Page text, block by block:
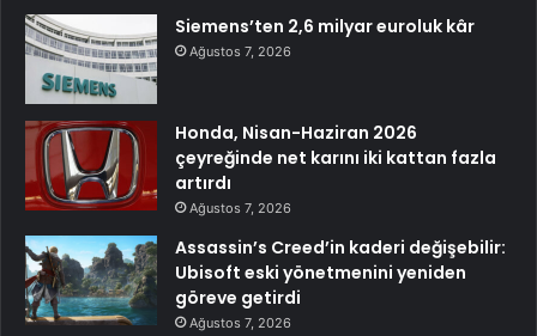
Siemens’ten 2,6 milyar euroluk kâr
Ağustos 7, 2026
Honda, Nisan-Haziran 2026
çeyreğinde net karını iki kattan fazla
artırdı
Ağustos 7, 2026
Assassin’s Creed’in kaderi değişebilir:
Ubisoft eski yönetmenini yeniden
göreve getirdi
Ağustos 7, 2026